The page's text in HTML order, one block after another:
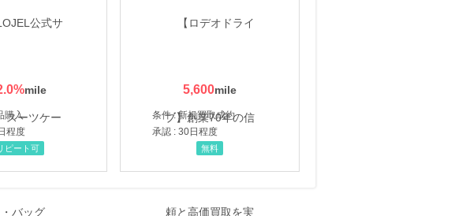
%
購入
程度
ピート可
5,600
条件 : 新規買取成約
承認 : 30日程度
無料